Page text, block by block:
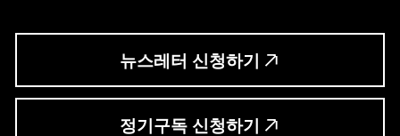
뉴스레터 신청하기
정기구독 신청하기